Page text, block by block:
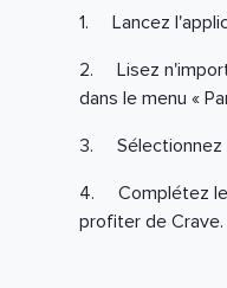
1. Lancez
2. Lisez
dans le menu «
3. Sélectionnez
4. Complétez le
profiter de Crave.